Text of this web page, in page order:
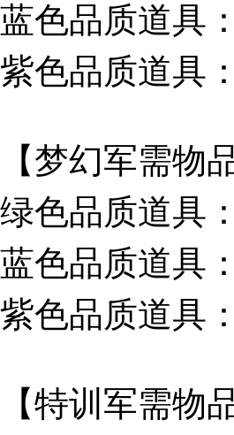
蓝色品质道具
紫色品质道具
【梦幻军需物
绿色品质道具
蓝色品质道具
紫色品质道具
【特训军需物